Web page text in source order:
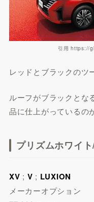
引用 https://
レッドとブラックのツ
ルーフがブラックとな
品に仕上がっているの
プリズムホワイ
XV ; V ; LUXION
メーカーオプション